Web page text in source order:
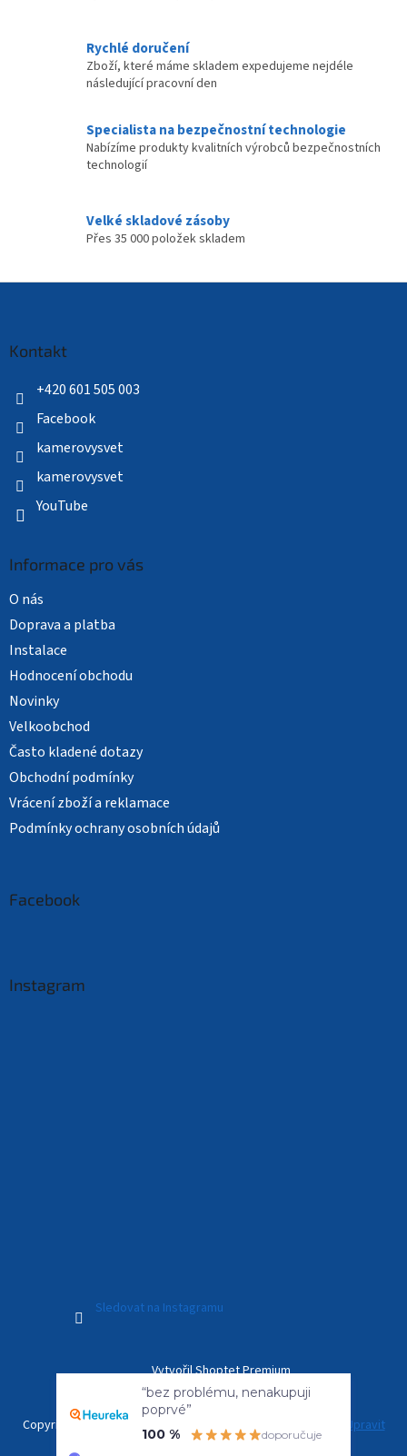
Rychlé doručení
Zboží, které máme skladem expedujeme nejdéle
následující pracovní den
Specialista na bezpečnostní technologie
Nabízíme produkty kvalitních výrobců bezpečnostních
technologií
Velké skladové zásoby
Přes 35 000 položek skladem
Kontakt
+420 601 505 003
Facebook
kamerovysvet
kamerovysvet
YouTube
Informace pro vás
O nás
Doprava a platba
Instalace
Hodnocení obchodu
Novinky
Velkoobchod
Často kladené dotazy
Obchodní podmínky
Vrácení zboží a reklamace
Podmínky ochrany osobních údajů
Facebook
Instagram
Sledovat na Instagramu
Vytvořil Shoptet Premium
Copyright 2026Kamerový Svět. Všechna práva vyhrazena.
Upravit
nastavení cookies
“bez problému, nenakupuji
poprvé”
100 %
doporučuje